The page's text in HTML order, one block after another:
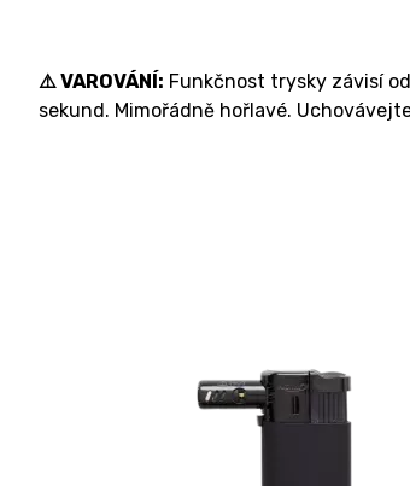
⚠️ VAROVÁNÍ: Funkčnost trysky závisí
sekund. Mimořádně hořlavé.